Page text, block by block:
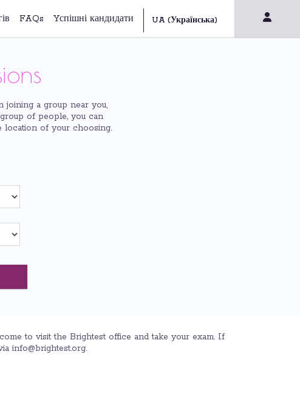
FAQs Yспішні кандидати
joining a group near you,
of people, you can
location of your choosing.
to visit the Brightest office and take your exam. If
info@brightest.org.